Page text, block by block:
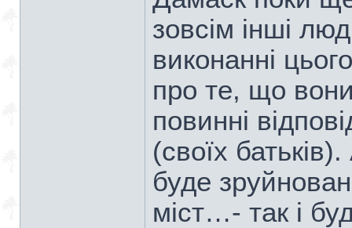
зовсім інші
виконанні
про те, що
повинні
(своїх
буде
міст…- так і